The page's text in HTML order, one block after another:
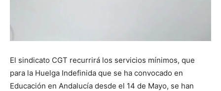
El sindicato CGT recurrirá los servicios mínimos, que
para la Huelga Indefinida que se ha convocado en
Educación en Andalucía desde el 14 de Mayo, se han